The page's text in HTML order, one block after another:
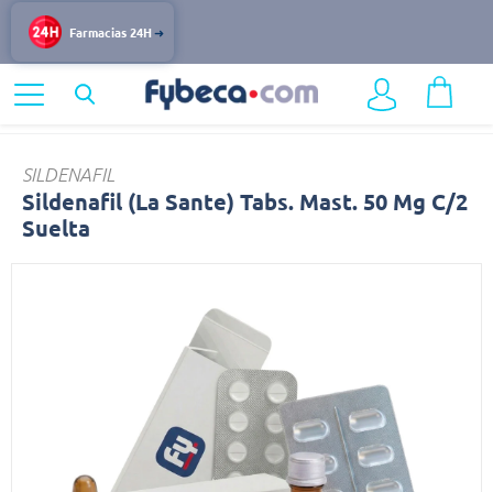
Farmacias 24H
Bienestar Sexual Sildenafil
SILDENAFIL
Sildenafil (La Sante) Tabs. Mast. 50 Mg C/2
Suelta